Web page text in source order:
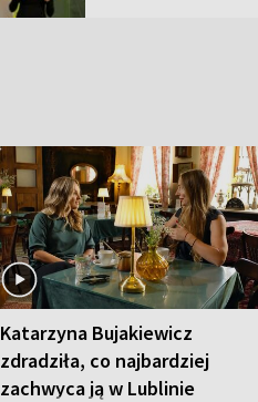
Katarzyna Bujakiewicz
zdradziła, co najbardziej
zachwyca ją w Lublinie